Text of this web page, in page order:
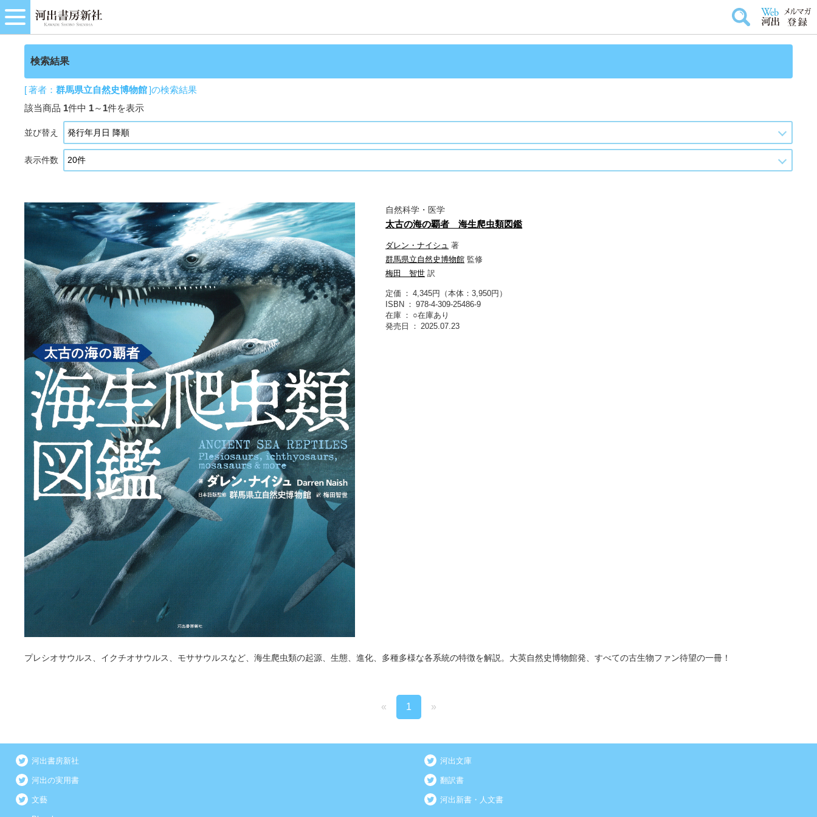
検索結果
[ 著者：群馬県立自然史博物館]の検索結果
該当商品 1件中 1～ 1件を表示
並び替え
表示件数
自然科学・医学
太古の海の覇者 海生爬虫類図鑑
ダレン・ナイシュ 著
群馬県立自然史博物館 監修
梅田 智世 訳
定価
4,345円（本体：3,950円）
ISBN
978-4-309-25486-9
在庫
○在庫あり
発売日
2025.07.23
プレシオサウルス、イクチオサウルス、モササウルスなど、海生爬虫類の起源、生態、進化、多種多様な各系統の特徴を解説。大英自然史博物館発、すべての古生物ファン待望の一冊！
« 1 »
河出書房新社 河出文庫
河出の実用書 翻訳書
文藝 河出新書・人文書